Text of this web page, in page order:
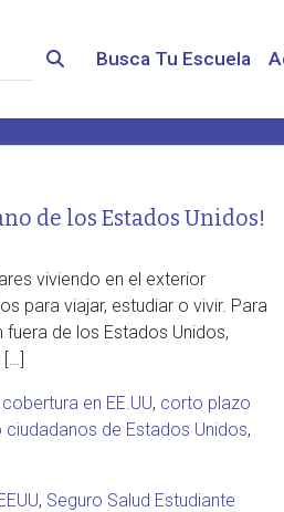
Busca Tu Escuela
de los Estados Unidos!
viviendo en el exterior
para viajar, estudiar o vivir. Para
de los Estados Unidos,
cobertura en EE.UU, corto plazo
de Estados Unidos,
, Seguro Salud Estudiante